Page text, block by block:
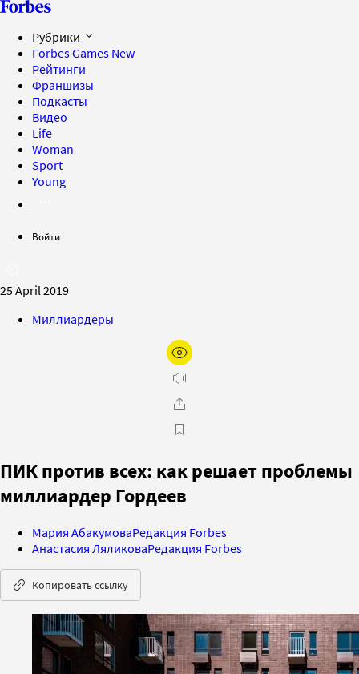
Рубрики
Forbes Games New
Рейтинги
Франшизы
Подкасты
Видео
Life
Woman
Sport
Young
Войти
25 April 2019
Миллиардеры
ПИК против всех: как решает проблемы
миллиардер Гордеев
Мария АбакумоваРедакция Forbes
Анастасия ЛяликоваРедакция Forbes
Копировать ссылку